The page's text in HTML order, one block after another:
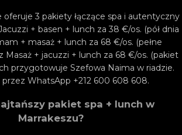
oferuje 3 pakiety łączące spa i autentyczny
+ basen + lunch za 38 €/os. (pół dnia
+ masaż + lunch za 68 €/os. (pełne
Masaż + jacuzzi + lunch za 68 €/os. (pakiet
przygotowuje Szefowa Naima w riadzie.
przez WhatsApp +212 600 608 608.
pakiet spa + lunch w
Marrakeszu?